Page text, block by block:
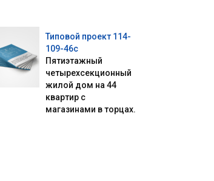
Типовой проект 114-
109-46с
Пятиэтажный
четырехсекционный
жилой дом на 44
квартир с
магазинами в торцах.